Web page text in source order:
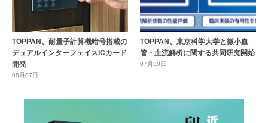
TOPPAN、耐量子計算機暗号搭載の
デュアルインターフェイスICカード
開発
08月07日
TOPPAN、東京科学大学と微小血
管・血流解析に関する共同研究開始
07月30日